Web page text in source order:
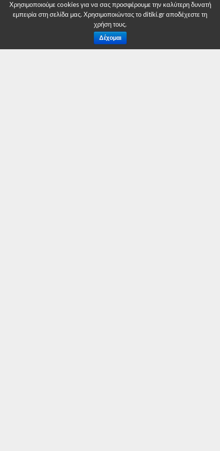
Χρησιμοποιούμε cookies για να σας προσφέρουμε την καλύτερη δυνατή
εμπειρία στη σελίδα μας. Χρησιμοποιώντας το ditiki.gr αποδέχεστε τη
χρήση τους.
Δέχομαι